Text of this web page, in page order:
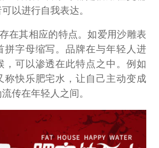
以进行自我表达。
在其相应的特点。如爱用沙雕表
拼字母缩写。品牌在与年轻人进
，可以渗透在此特点之中。例如
称快乐肥宅水，让自己主动变成
传在年轻人之间。